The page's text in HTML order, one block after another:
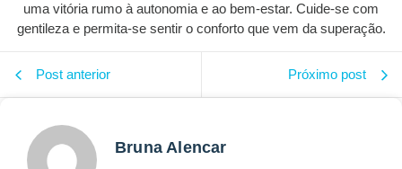
uma vitória rumo à autonomia e ao bem-estar. Cuide-se com
gentileza e permita-se sentir o conforto que vem da superação.
Post anterior Próximo post
Bruna Alencar